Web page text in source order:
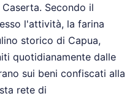
Secondo il
l'attività, la farina
storico di Capua,
quotidianamente dalle
sui beni confiscati alla
rete di